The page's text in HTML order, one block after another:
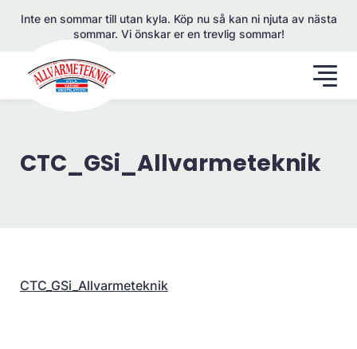
Inte en sommar till utan kyla. Köp nu så kan ni njuta av nästa
sommar. Vi önskar er en trevlig sommar!
CTC_GSi_Allvarmeteknik
CTC_GSi_Allvarmeteknik